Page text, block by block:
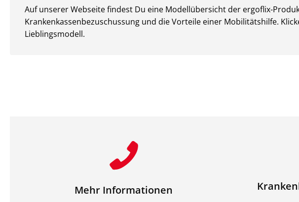
Auf unserer Webseite findest Du eine Modellübersicht der ergoflix-
Krankenkassenbezuschussung und die Vorteile einer Mobilitätshilfe.
Lieblingsmodell.
Mehr Informationen